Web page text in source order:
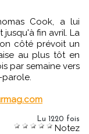
Cook, a lui
jusqu'à fin avril. La
côté prévoit un
au plus tôt en
par semaine vers
parole.
Lu 1220 fois
Notez